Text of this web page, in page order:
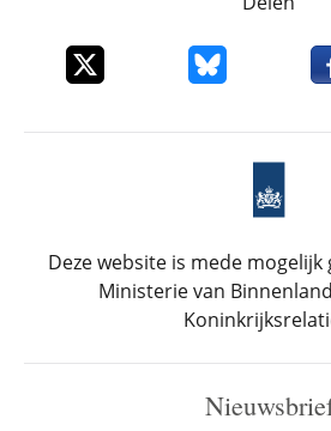
Deel dit item op XDeel dit item op
Deze website is mede
Ministerie van